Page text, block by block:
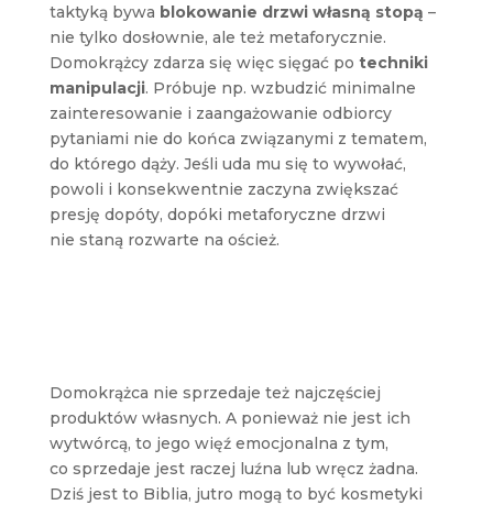
taktyką bywa blokowanie drzwi własną stopą –
nie tylko dosłownie, ale też metaforycznie.
Domokrążcy zdarza się więc sięgać po techniki
manipulacji. Próbuje np. wzbudzić minimalne
zainteresowanie i zaangażowanie odbiorcy
pytaniami nie do końca związanymi z tematem,
do którego dąży. Jeśli uda mu się to wywołać,
powoli i konsekwentnie zaczyna zwiększać
presję dopóty, dopóki metaforyczne drzwi
nie staną rozwarte na oścież.
Domokrążca nie sprzedaje też najczęściej
produktów własnych. A ponieważ nie jest ich
wytwórcą, to jego więź emocjonalna z tym,
co sprzedaje jest raczej luźna lub wręcz żadna.
Dziś jest to Biblia, jutro mogą to być kosmetyki